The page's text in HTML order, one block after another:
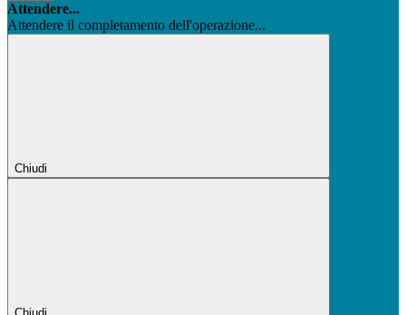
Attendere...
Attendere il completamento dell'operazione...
Chiudi